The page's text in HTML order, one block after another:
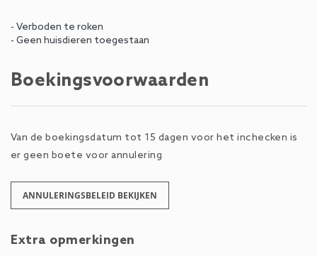
- Verboden te roken
- Geen huisdieren toegestaan
Boekingsvoorwaarden
Van de boekingsdatum tot 15 dagen voor het inchecken is
er geen boete voor annulering
ANNULERINGSBELEID BEKIJKEN
Extra opmerkingen